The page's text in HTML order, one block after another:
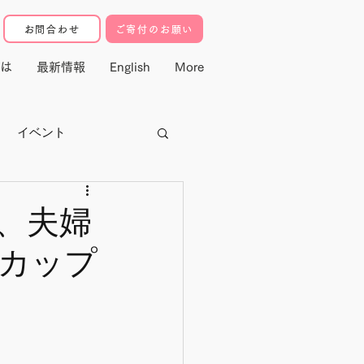
お問合わせ ご寄付のお願い
最新情報 English More
イベント
寄付・マドレ基金
夫婦
ップ